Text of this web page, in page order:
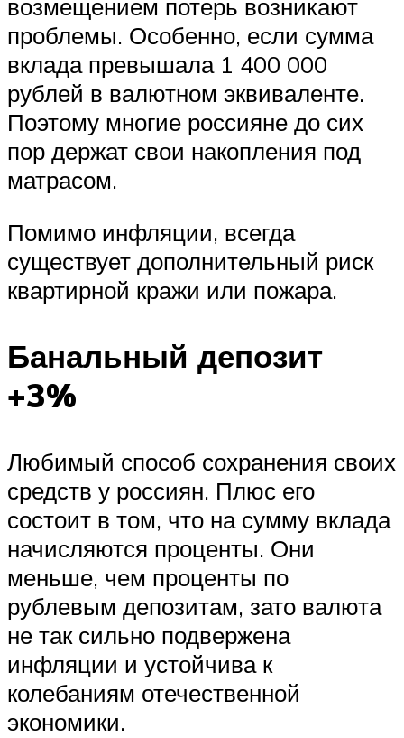
возмещением потерь возникают
проблемы. Особенно, если сумма
вклада превышала 1 400 000
рублей в валютном эквиваленте.
Поэтому многие россияне до сих
пор держат свои накопления под
матрасом.
Помимо инфляции, всегда
существует дополнительный риск
квартирной кражи или пожара.
Банальный депозит
+3%
Любимый способ сохранения своих
средств у россиян. Плюс его
состоит в том, что на сумму вклада
начисляются проценты. Они
меньше, чем проценты по
рублевым депозитам, зато валюта
не так сильно подвержена
инфляции и устойчива к
колебаниям отечественной
экономики.